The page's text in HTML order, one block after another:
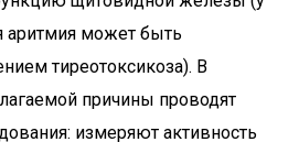
аритмия может быть
тиреотоксикоза). В
причины проводят
измеряют активность